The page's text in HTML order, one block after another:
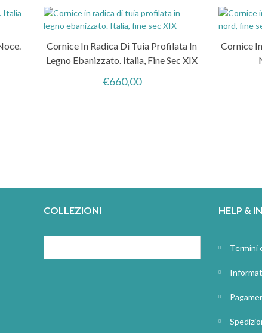
Cornice In Radica Di Tuia Profilata In
Legno Ebanizzato. Italia, Fine Sec XIX
€660,00
Cornice
COLLEZIONI HELP &
Termini